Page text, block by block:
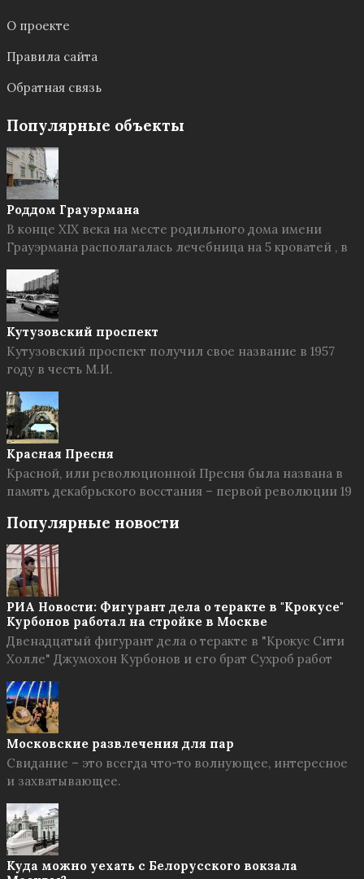
О проекте
Правила сайта
Обратная связь
Популярные объекты
Роддом Грауэрмана
В конце XIX века на месте родильного дома имени
Грауэрмана располагалась лечебница на 5 кроватей , в
Кутузовский проспект
Кутузовский проспект получил свое название в 1957
году в честь М.И.
Красная Пресня
Красной, или революционной Пресня была названа в
память декабрьского восстания – первой революции 19
Популярные новости
РИА Новости: Фигурант дела о теракте в "Крокусе"
Курбонов работал на стройке в Москве
Двенадцатый фигурант дела о теракте в "Крокус Сити
Холле" Джумохон Курбонов и его брат Сухроб работ
Московские развлечения для пар
Свидание – это всегда что-то волнующее, интересное
и захватывающее.
Куда можно уехать с Белорусского вокзала